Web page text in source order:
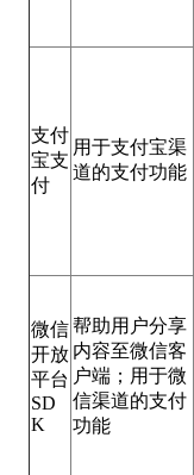
支付
宝支
付
用于支付宝渠
道的支付功能
微信
开放
平台
SD
K
帮助用户分享
内容至微信客
户端；用于微
信渠道的支付
功能